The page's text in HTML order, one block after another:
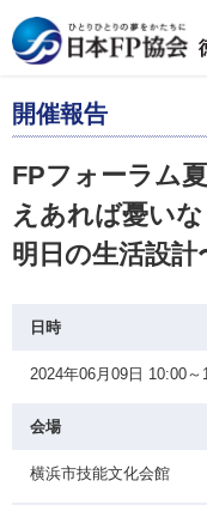
開催報告
FPフォーラム
えあれば憂い
明日の生活設計
日時
2024年06月09日 10:00～
会場
横浜市技能文化会館